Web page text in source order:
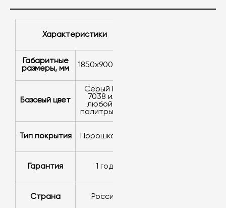
Характеристики
размеры, мм
1850х900х490
Базовый цвет
серый RAL
7038 или
любой из
палитры RAL
Тип покрытия порошковое
Гарантия 1 год
Страна Россия